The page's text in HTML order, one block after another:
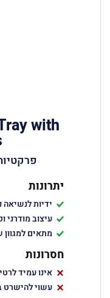
with
יתרונות
ידיות לנשיאה
עיצוב מודרני
מתאים
חסרונות
אינו עמיד
עשוי להישרט